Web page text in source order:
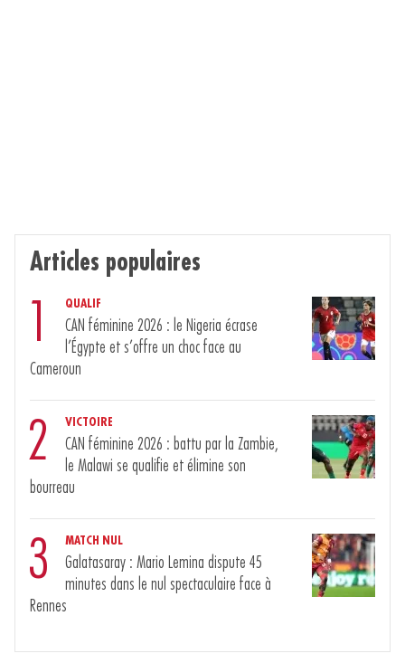
Articles populaires
QUALIF
CAN féminine 2026 : le Nigeria écrase
l’Égypte et s’offre un choc face au
Cameroun
2 VICTOIRE
CAN féminine 2026 : battu par la Zambie,
le Malawi se qualifie et élimine son
bourreau
3 MATCH NUL
Galatasaray : Mario Lemina dispute 45
minutes dans le nul spectaculaire face à
Rennes